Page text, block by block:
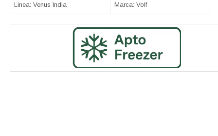
Linea: Venus India Marca: Volf